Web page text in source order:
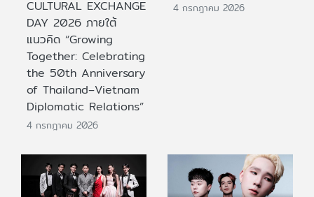
CULTURAL EXCHANGE
DAY 2026 ภายใต้
แนวคิด “Growing
Together: Celebrating
the 50th Anniversary
of Thailand–Vietnam
Diplomatic Relations”
4 กรกฎาคม 2026
4 กรกฎาคม 2026